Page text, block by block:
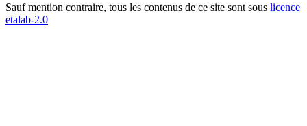
Sauf mention contraire, tous les contenus de ce site sont sous licence
etalab-2.0